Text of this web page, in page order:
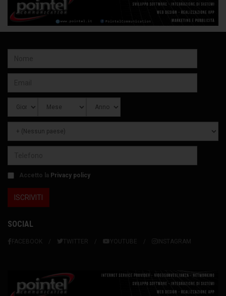
Accetto la Privacy policy
SOCIAL
FACEBOOK TWITTER YOUTUBE INSTAGRAM